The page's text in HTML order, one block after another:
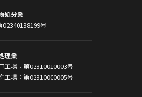
処分業
02340138199号
理業
工場：第02310010003号
工場：第02310000005号